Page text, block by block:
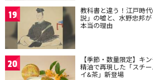
19 教科書と違う！江戸時
説」の嘘と、水野忠邦
本当の理由
20 【季節・数量限定】キ
精油で再現した「スチ
イ&茶」新登場